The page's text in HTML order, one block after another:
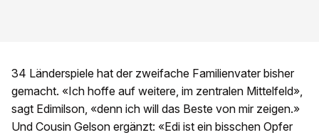
34 Länderspiele hat der zweifache Familienvater bisher
gemacht. «Ich hoffe auf weitere, im zentralen Mittelfeld»,
sagt Edimilson, «denn ich will das Beste von mir zeigen.»
Und Cousin Gelson ergänzt: «Edi ist ein bisschen Opfer